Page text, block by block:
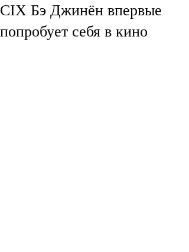
CIX Бэ Джинён впервые
попробует себя в кино